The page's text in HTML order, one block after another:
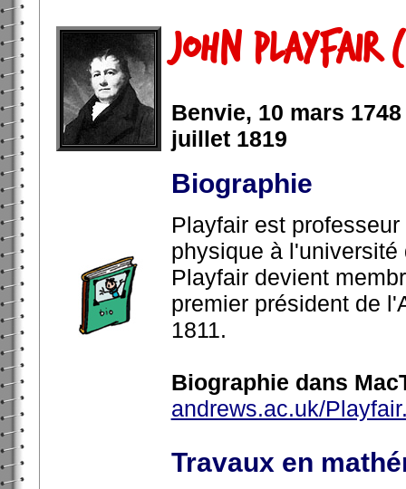
John Playfair
Benvie, 10 mars
juillet 1819
Biographie
Playfair est
physique à l'université
Playfair devient
premier président de
1811.
Biographie dans
andrews.ac.uk/
Travaux en